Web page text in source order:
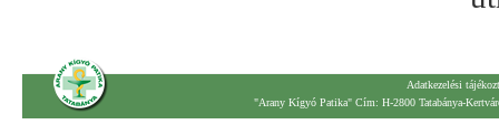
Adatkezelési
"Arany Kígyó Patika" Cím: H-2800 Tatabánya-